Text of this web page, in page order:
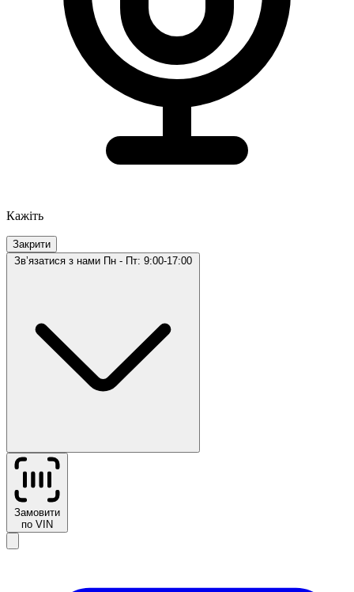
Кажіть
Закрити
Звʼязатися з нами Пн - Пт: 9:00-17:00
Замовити
по VIN